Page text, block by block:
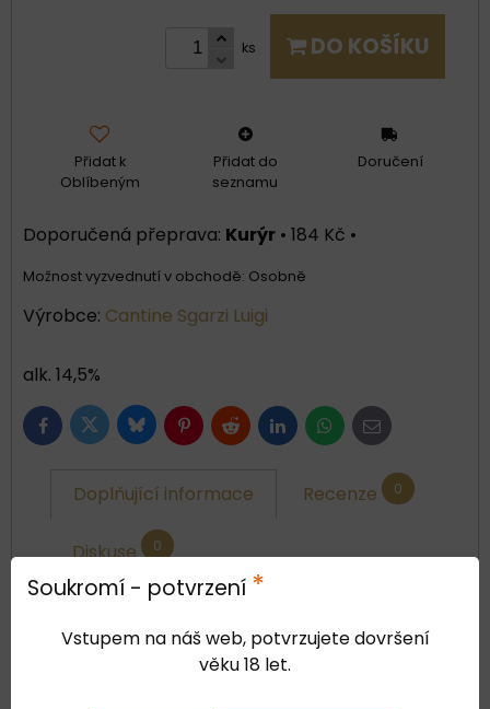
ks DO KOŠÍKU
Přidat k
Oblíbeným
Přidat do
seznamu
Doručení
Kurýr • 184 Kč •
Osobně
Výrobce: Cantine Sgarzi Luigi
alk. 14,5%
FacebookTwitterBlueskyPinterestRedditLinkedInWhatsApp
E-
mail
Doplňující informace Recenze 0
Diskuse 0
země:
Soukromí - potvrzení *
Vstupem na náš web, potvrzujete dovršení
věku 18 let.